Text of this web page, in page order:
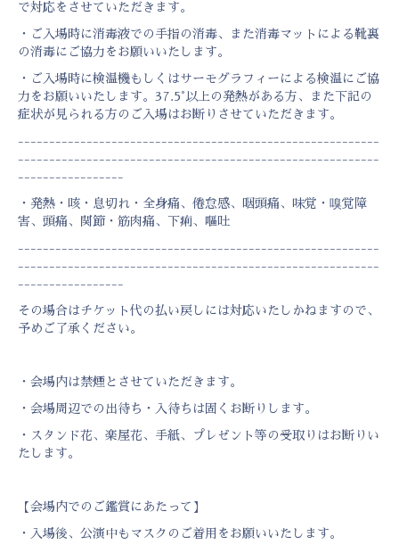
で対応をさせていただきます。
・ご入場時に消毒液での手指の消毒、また消毒マットによる靴裏
の消毒にご協力をお願いいたします。
・ご入場時に検温機もしくはサーモグラフィーによる検温にご協
力をお願いいたします。37.5°以上の発熱がある方、また下記の
症状が見られる方のご入場はお断りさせていただきます。
----------------------------------------------------------
----------------------------------------------------------
-----------------
・発熱・咳・息切れ・全身痛、倦怠感、咽頭痛、味覚・嗅覚障
害、頭痛、関節・筋肉痛、下痢、嘔吐
----------------------------------------------------------
----------------------------------------------------------
-----------------
その場合はチケット代の払い戻しには対応いたしかねますので、
予めご了承ください。
・会場内は禁煙とさせていただきます。
・会場周辺での出待ち・入待ちは固くお断りします。
・スタンド花、楽屋花、手紙、プレゼント等の受取りはお断りい
たします。
【会場内でのご鑑賞にあたって】
・入場後、公演中もマスクのご着用をお願いいたします。